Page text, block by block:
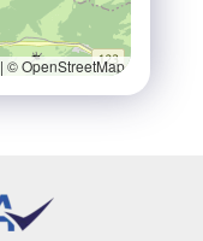
| © OpenStreetMap